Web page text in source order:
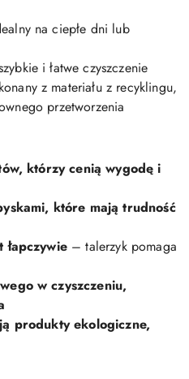
na ciepłe dni lub
i łatwe czyszczenie
z materiału z recyklingu,
przetworzenia
którzy cenią wygodę i
które mają trudność
– talerzyk pomaga
w czyszczeniu,
produkty ekologiczne,